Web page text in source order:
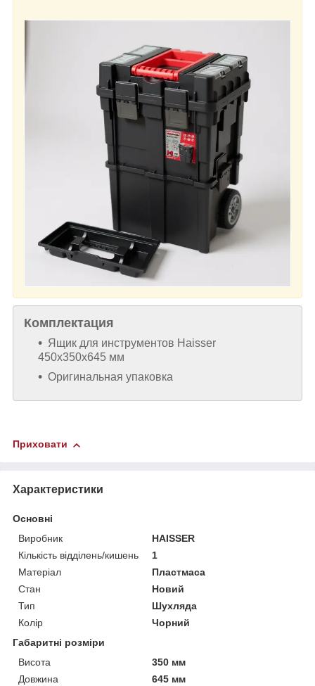
Комплектация
Ящик для инструментов Haisser
450x350x645 мм
Оригинальная упаковка
Приховати
Характеристики
Основні
Виробник
HAISSER
Кількість відділень/кишень
1
Матеріал
Пластмаса
Стан
Новий
Тип
Шухляда
Колір
Чорний
Габаритні розміри
Висота
350 мм
Довжина
645 мм